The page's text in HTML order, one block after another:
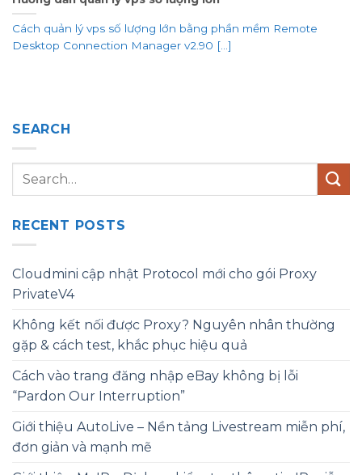
Cách quản lý vps số lượng lớn bằng phần mềm Remote
Desktop Connection Manager v2.90 [...]
SEARCH
RECENT POSTS
Cloudmini cập nhật Protocol mới cho gói Proxy
PrivateV4
Không kết nối được Proxy? Nguyên nhân thường
gặp & cách test, khắc phục hiệu quả
Cách vào trang đăng nhập eBay không bị lỗi
“Pardon Our Interruption”
Giới thiệu AutoLive – Nền tảng Livestream miễn phí,
đơn giản và mạnh mẽ